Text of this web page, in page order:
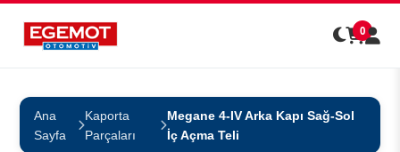
0
Ana
Sayfa
Kaporta
Parçaları
Megane 4-IV Arka Kapı Sağ-Sol
İç Açma Teli